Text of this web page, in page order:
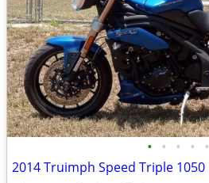
• • • • •
2014 Truimph Speed Triple 1050